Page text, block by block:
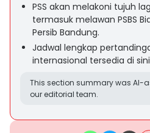
PSS akan melakoni tujuh
termasuk melawan PSBS
Persib Bandung.
Jadwal lengkap
internasional tersedia di
This section summary was AI-
our editorial team.